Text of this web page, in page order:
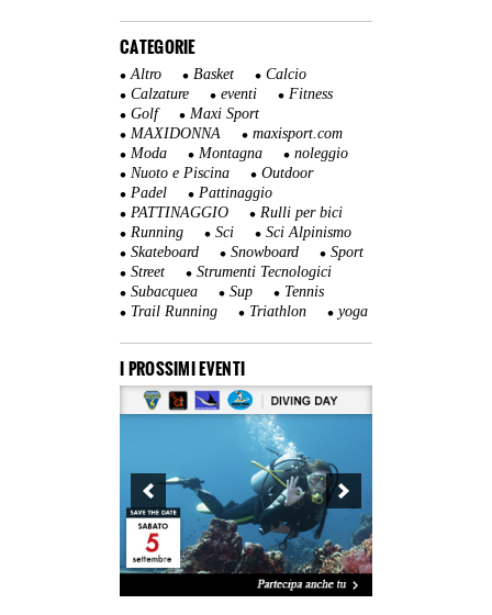
CATEGORIE
Altro Basket
Calcio
Calzature
eventi
Fitness
Golf
Maxi Sport
MAXIDONNA
maxisport.com
Moda
Montagna
noleggio
Nuoto e Piscina
Outdoor
Padel
Pattinaggio
PATTINAGGIO
Rulli per bici
Running
Sci
Sci Alpinismo
Skateboard
Snowboard
Sport
Street
Strumenti Tecnologici
Subacquea
Sup
Tennis
Trail Running
Triathlon yoga
I PROSSIMI EVENTI